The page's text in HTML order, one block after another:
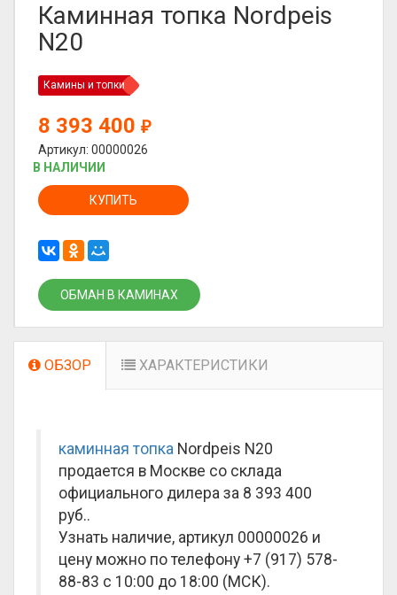
Каминная топка Nordpeis
N20
Камины и топки
8 393 400 ₽
Артикул: 00000026
В НАЛИЧИИ
КУПИТЬ
ОБМАН В КАМИНАХ
ОБЗОР ХАРАКТЕРИСТИКИ
каминная топка Nordpeis N20
продается в Москве со склада
официального дилера за 8 393 400
руб..
Узнать наличие, артикул 00000026 и
цену можно по телефону +7 (917) 578-
88-83 с 10:00 до 18:00 (МСК).